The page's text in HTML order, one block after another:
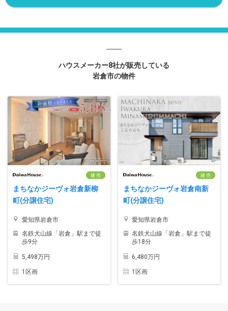
ハウスメーカー8社が販売している
岩倉市の物件
建 売
まちなかジーヴォ岩倉新柳
町(分譲住宅)
愛知県岩倉市
名鉄犬山線「岩倉」駅まで徒
歩9分
5,498万円
1区画
建 売
まちなかジーヴォ岩倉南新
町(分譲住宅)
愛知県岩倉市
名鉄犬山線「岩倉」駅まで徒
歩18分
6,480万円
1区画